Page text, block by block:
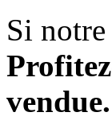
Si
vendue.